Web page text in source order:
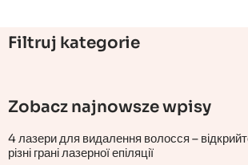
Filtruj kategorie
Zobacz najnowsze wpisy
4 лазери для видалення волосся –
різні грані лазерної епіляції